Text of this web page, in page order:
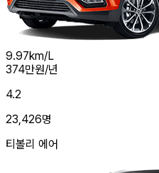
9.97km/L
374만원/년
4.2
23,426명
티볼리 에어